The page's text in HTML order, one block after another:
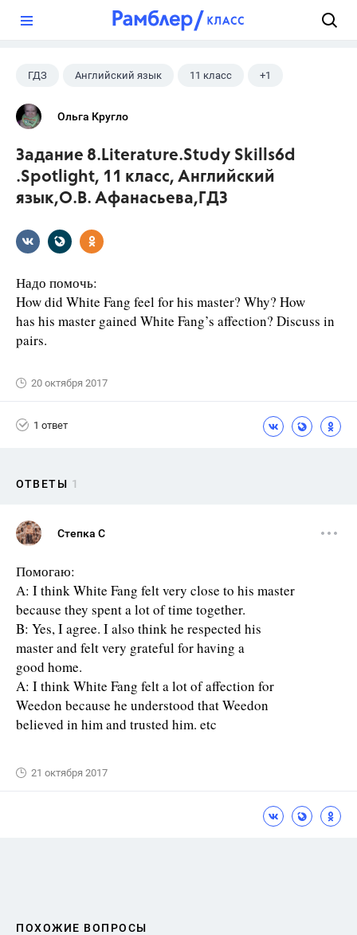
ГДЗ Английский язык 11 класс +1
Афанасьева О. В.
Ольга Кругло
Задание 8.Literature.Study Skills6d
.Spotlight, 11 класс, Английский
язык,О.В. Афанасьева,ГДЗ
Надо помочь:
How did White Fang feel for his master? Why? How
has his master gained White Fang’s affection? Discuss in
pairs.
20 октября 2017
1 ответ
ОТВЕТЫ 1
Степка С
Помогаю:
А: I think White Fang felt very close to his master
because they spent a lot of time together.
B: Yes, I agree. I also think he respected his
master and felt very grateful for having a
good home.
A: I think White Fang felt a lot of affection for
Weedon because he understood that Weedon
believed in him and trusted him. etc
21 октября 2017
ПОХОЖИЕ ВОПРОСЫ